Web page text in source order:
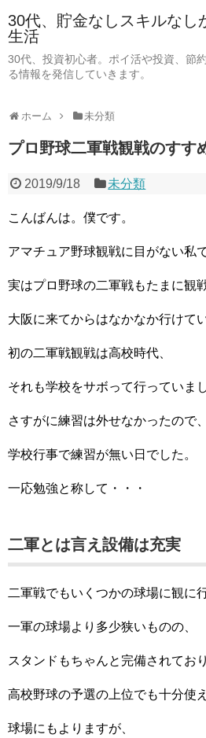
30代、貯金なしスキルなし
生活
30代、投資初心者。ポイ活や投資、節
る情報を発信していきます。
ホーム 未分類
プロ野球二軍戦観戦のすす
2019/9/18 未分類
こんばんは。僕です。
アマチュア野球観戦に目がない私
実はプロ野球の二軍戦もたまに観
大阪に来てからはなかなか行けて
初の二軍戦観戦は高校時代、
それも学校をサボって行っていま
さすがに練習は外せなかったので、
学校行事で練習が無い日でした。
一応勉強と称して・・・
二軍とは言え設備は充実
二軍戦でもいくつかの球場に観に
一軍の球場より多少狭いものの、
スタンドもちゃんと完備されており
高校野球の予選の上位でも十分使
球場にもよりますが、